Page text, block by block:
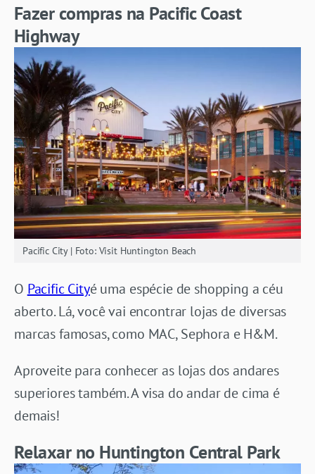
Fazer compras na Pacific Coast
Highway
Pacific City | Foto: Visit Huntington Beach
O Pacific Cityé uma espécie de shopping a céu
aberto. Lá, você vai encontrar lojas de diversas
marcas famosas, como MAC, Sephora e H&M.
Aproveite para conhecer as lojas dos andares
superiores também. A visa do andar de cima é
demais!
Relaxar no Huntington Central Park